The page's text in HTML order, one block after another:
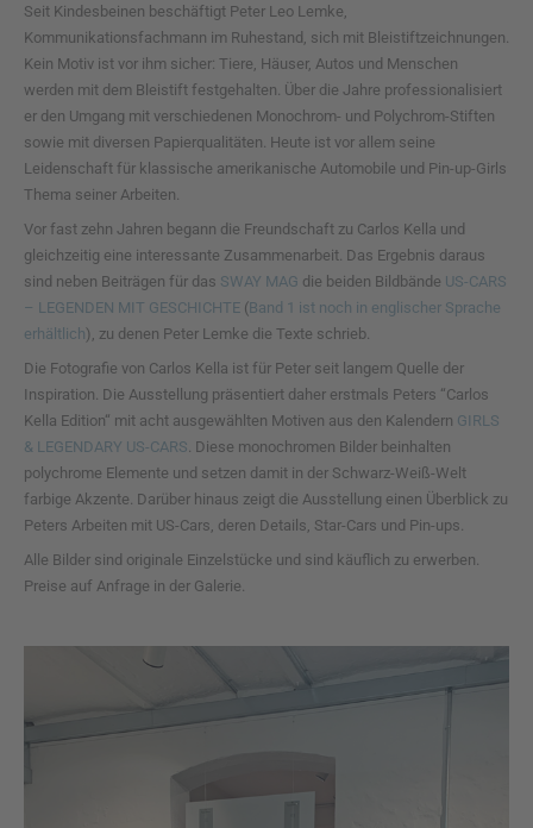
Seit Kindesbeinen beschäftigt Peter Leo Lemke,
Kommunikationsfachmann im Ruhestand, sich mit Bleistiftzeichnungen.
Kein Motiv ist vor ihm sicher: Tiere, Häuser, Autos und Menschen
werden mit dem Bleistift festgehalten. Über die Jahre professionalisiert
er den Umgang mit verschiedenen Monochrom- und Polychrom-Stiften
sowie mit diversen Papierqualitäten. Heute ist vor allem seine
Leidenschaft für klassische amerikanische Automobile und Pin-up-Girls
Thema seiner Arbeiten.
Vor fast zehn Jahren begann die Freundschaft zu Carlos Kella und
gleichzeitig eine interessante Zusammenarbeit. Das Ergebnis daraus
sind neben Beiträgen für das SWAY MAG die beiden Bildbände US-CARS
– LEGENDEN MIT GESCHICHTE (Band 1 ist noch in englischer Sprache
erhältlich), zu denen Peter Lemke die Texte schrieb.
Die Fotografie von Carlos Kella ist für Peter seit langem Quelle der
Inspiration. Die Ausstellung präsentiert daher erstmals Peters “Carlos
Kella Edition“ mit acht ausgewählten Motiven aus den Kalendern GIRLS
& LEGENDARY US-CARS . Diese monochromen Bilder beinhalten
polychrome Elemente und setzen damit in der Schwarz-Weiß-Welt
farbige Akzente. Darüber hinaus zeigt die Ausstellung einen Überblick zu
Peters Arbeiten mit US-Cars, deren Details, Star-Cars und Pin-ups.
Alle Bilder sind originale Einzelstücke und sind käuflich zu erwerben.
Preise auf Anfrage in der Galerie.